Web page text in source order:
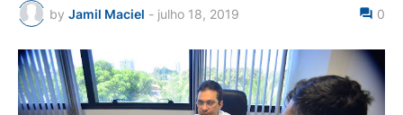
by Jamil Maciel - julho 18, 2019 0